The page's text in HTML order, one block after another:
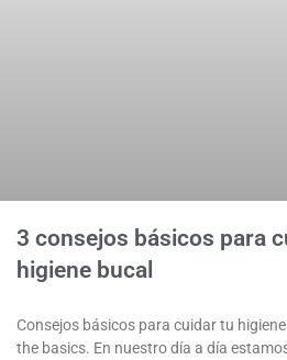
3 consejos básicos para
higiene bucal
Consejos básicos para cuidar tu
the basics. En nuestro día a día